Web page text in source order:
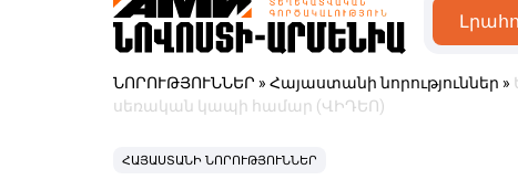
ՆՈՐՈՒԹՅՈՒՆՆԵՐ » Հայաստանի նորություններ »
սեռական կապի համար (ՎԻԴԵՈ)
ՀԱՅԱՍՏԱՆԻ ՆՈՐՈՒԹՅՈՒՆՆԵՐ